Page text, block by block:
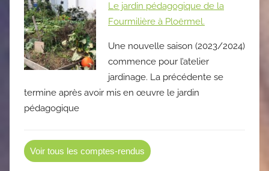
Le jardin pédagogique de la
Fourmilière à Ploërmel.
Une nouvelle saison (2023/2024)
commence pour l’atelier
jardinage. La précédente se
termine après avoir mis en œuvre le jardin
pédagogique
Voir tous les comptes-rendus